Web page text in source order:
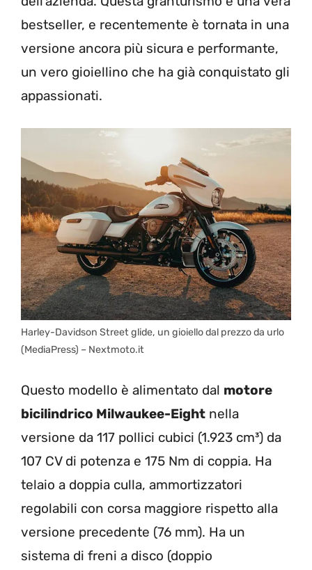
bestseller, e recentemente è tornata in una
versione ancora più sicura e performante,
un vero gioiellino che ha già conquistato gli
appassionati.
Harley-Davidson Street glide, un gioiello dal prezzo da urlo
(MediaPress) – Nextmoto.it
Questo modello è alimentato dal motore
bicilindrico Milwaukee-Eight nella
versione da 117 pollici cubici (1.923 cm³) da
107 CV di potenza e 175 Nm di coppia. Ha
telaio a doppia culla, ammortizzatori
regolabili con corsa maggiore rispetto alla
versione precedente (76 mm). Ha un
sistema di freni a disco (doppio